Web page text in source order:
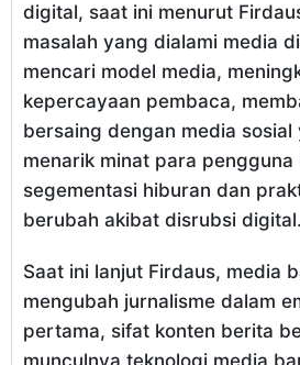
digital, saat ini menurut
masalah yang dialami media
mencari model media,
kepercayaan pembaca,
bersaing dengan media sosial
menarik minat para
segementasi hiburan dan
berubah akibat disrubsi digital.
Saat ini lanjut Firdaus, media
mengubah jurnalisme dalam
pertama, sifat konten berita